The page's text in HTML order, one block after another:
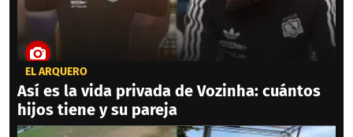
EL ARQUERO
Así es la vida privada de Vozinha: cuántos
hijos tiene y su pareja